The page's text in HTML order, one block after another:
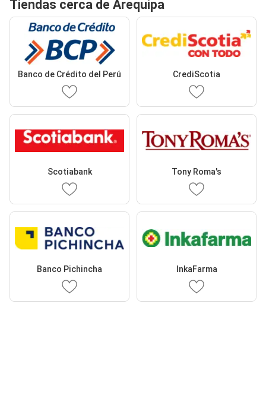
Tiendas cerca de Arequipa
Banco de Crédito del Perú CrediScotia
Scotiabank Tony Roma's
Banco Pichincha InkaFarma